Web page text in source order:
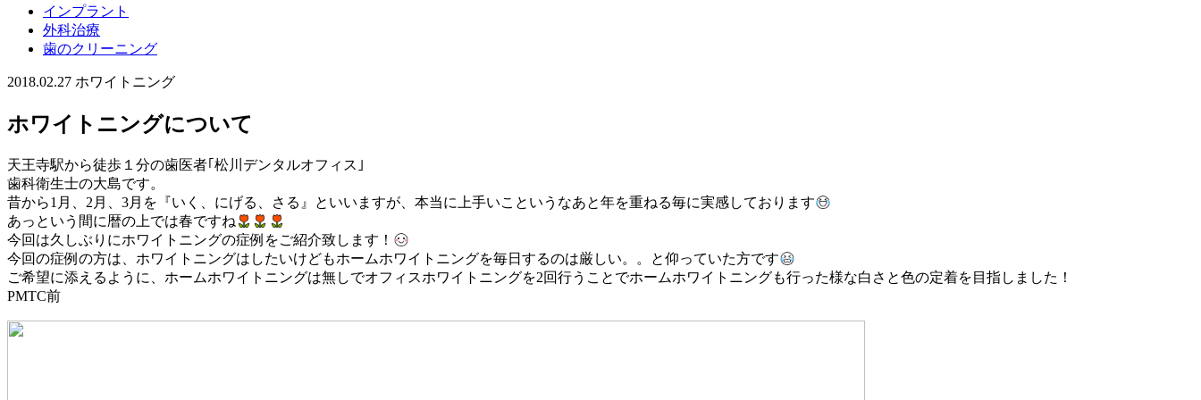
インプラント
外科治療
歯のクリーニング
2018.02.27 ホワイトニング
ホワイトニングについて
天王寺駅から徒歩１分の歯医者｢松川デンタルオフィス｣
歯科衛生士の大島です。
昔から1月、2月、3月を『いく、にげる、さる』といいますが、本当に上手いこというなあと年を重ねる毎に実感しております
あっという間に暦の上では春ですね
今回は久しぶりにホワイトニングの症例をご紹介致します！
今回の症例の方は、ホワイトニングはしたいけどもホームホワイトニングを毎日するのは厳しい。。と仰っていた方です
ご希望に添えるように、ホームホワイトニングは無しでオフィスホワイトニングを2回行うことでホームホワイトニングも行った様な白さと色の定着を目指しました！
PMTC前